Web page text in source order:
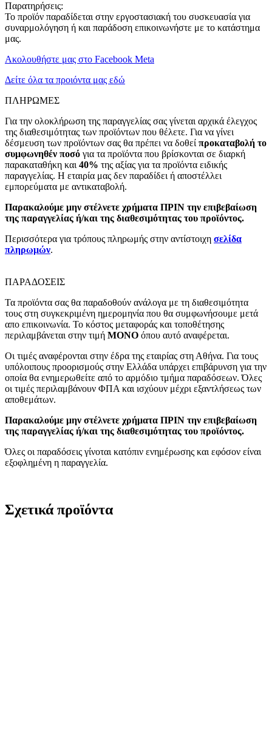
Παρατηρήσεις:
Το προϊόν παραδίδεται στην εργοστασιακή του συσκευασία για
συναρμολόγηση ή και παράδοση επικοινωνήστε με το κατάστημα
μας.
Ακολουθήστε μας στο Facebook Meta
Δείτε όλα τα προιόντα μας εδώ
ΠΛΗΡΩΜΕΣ
Για την ολοκλήρωση της παραγγελίας σας γίνεται αρχικά έλεγχος
της διαθεσιμότητας των προϊόντων που θέλετε. Για να γίνει
δέσμευση των προϊόντων σας θα πρέπει να δοθείπροκαταβολή το
συμφωνηθέν ποσό για τα προϊόντα που βρίσκονται σε διαρκή
παρακαταθήκη και40% της αξίας για τα προϊόντα ειδικής
παραγγελίας. Η εταιρία μας δεν παραδίδει ή αποστέλλει
εμπορεύματα με αντικαταβολή.
Παρακαλούμε μην στέλνετε χρήματα ΠΡΙΝ την επιβεβαίωση
της παραγγελίας ή/και της διαθεσιμότητας του προϊόντος.
Περισσότερα για τρόπους πληρωμής στην αντίστοιχη σελίδα
πληρωμών.
ΠΑΡΑΔΟΣΕΙΣ
Τα προϊόντα σας θα παραδοθούν ανάλογα με τη διαθεσιμότητα
τους στη συγκεκριμένη ημερομηνία που θα συμφωνήσουμε μετά
απο επικοινωνία. Το κόστος μεταφοράς και τοποθέτησης
περιλαμβάνεται στην τιμή MONO όπου αυτό αναφέρεται.
Οι τιμές αναφέρονται στην έδρα της εταιρίας στη Αθήνα. Για τους
υπόλοιπους προορισμούς στην Ελλάδα υπάρχει επιβάρυνση για την
οποία θα ενημερωθείτε από το αρμόδιο τμήμα παραδόσεων. Όλες
οι τιμές περιλαμβάνουν ΦΠΑ και ισχύουν μέχρι εξαντλήσεως των
αποθεμάτων.
Παρακαλούμε μην στέλνετε χρήματα ΠΡΙΝ την επιβεβαίωση
της παραγγελίας ή/και της διαθεσιμότητας του προϊόντος.
Όλες οι παραδόσεις γίνοται κατόπιν ενημέρωσης και εφόσον είναι
εξοφλημένη η παραγγελία.
Σχετικά προϊόντα